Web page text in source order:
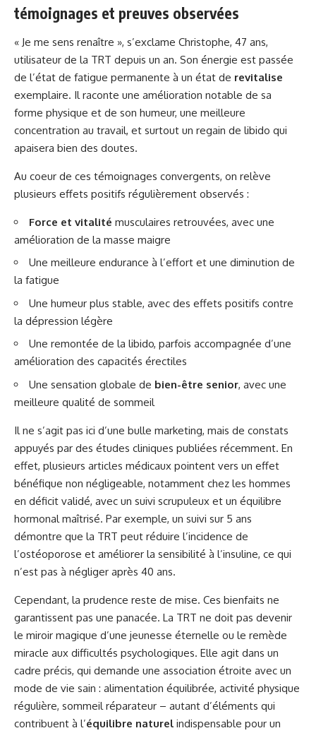
témoignages et preuves observées
« Je me sens renaître », s’exclame Christophe, 47 ans,
utilisateur de la TRT depuis un an. Son énergie est passée
de l’état de fatigue permanente à un état de revitalise
exemplaire. Il raconte une amélioration notable de sa
forme physique et de son humeur, une meilleure
concentration au travail, et surtout un regain de libido qui
apaisera bien des doutes.
Au coeur de ces témoignages convergents, on relève
plusieurs effets positifs régulièrement observés :
Force et vitalité musculaires retrouvées, avec une
amélioration de la masse maigre
Une meilleure endurance à l’effort et une diminution de
la fatigue
Une humeur plus stable, avec des effets positifs contre
la dépression légère
Une remontée de la libido, parfois accompagnée d’une
amélioration des capacités érectiles
Une sensation globale de bien-être senior, avec une
meilleure qualité de sommeil
Il ne s’agit pas ici d’une bulle marketing, mais de constats
appuyés par des études cliniques publiées récemment. En
effet, plusieurs articles médicaux pointent vers un effet
bénéfique non négligeable, notamment chez les hommes
en déficit validé, avec un suivi scrupuleux et un équilibre
hormonal maîtrisé. Par exemple, un suivi sur 5 ans
démontre que la TRT peut réduire l’incidence de
l’ostéoporose et améliorer la sensibilité à l’insuline, ce qui
n’est pas à négliger après 40 ans.
Cependant, la prudence reste de mise. Ces bienfaits ne
garantissent pas une panacée. La TRT ne doit pas devenir
le miroir magique d’une jeunesse éternelle ou le remède
miracle aux difficultés psychologiques. Elle agit dans un
cadre précis, qui demande une association étroite avec un
mode de vie sain : alimentation équilibrée, activité physique
régulière, sommeil réparateur – autant d’éléments qui
contribuent à l’équilibre naturel indispensable pour un